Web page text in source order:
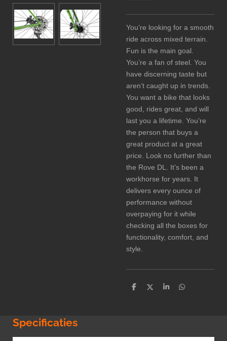
You’re looking for a smooth
ride across mixed terrain.
Fun is the main goal.
You’re a fan of steel. You
have discerning taste but
aren’t caught up in trends.
You want a bike that looks
good, rides great, and will
last you a lifetime. You’re
the person that buys a
great product at a great
price. Look no further than
the Rove DL. It’s been a
workhorse for years. It
delivers every ounce of
performance without
overpaying for it while
checking all the boxes for
functionality, comfort, and
style.
D
D
S
D
Specificaties